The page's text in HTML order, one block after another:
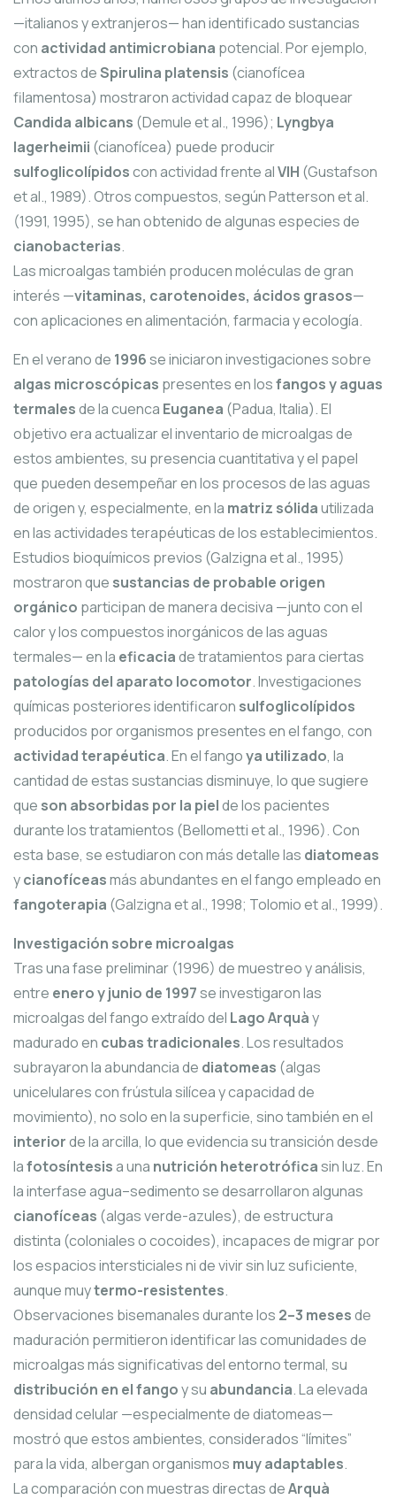
—italianos y extranjeros— han identificado sustancias
con actividad antimicrobiana potencial. Por ejemplo,
extractos deSpirulina platensis (cianofícea
filamentosa) mostraron actividad capaz de bloquear
Candida albicans (Demule et al., 1996); Lyngbya
lagerheimii (cianofícea) puede producir
sulfoglicolípidoscon actividad frente alVIH (Gustafson
et al., 1989). Otros compuestos, según Patterson et al.
(1991, 1995), se han obtenido de algunas especies de
cianobacterias.
Las microalgas también producen moléculas de gran
interés —vitaminas, carotenoides, ácidos grasos—
con aplicaciones en alimentación, farmacia y ecología.
En el verano de 1996se iniciaron investigaciones sobre
algas microscópicas presentes en losfangos y aguas
termalesde la cuenca Euganea (Padua, Italia). El
objetivo era actualizar el inventario de microalgas de
estos ambientes, su presencia cuantitativa y el papel
que pueden desempeñar en los procesos de las aguas
de origen y, especialmente, en la matriz sólidautilizada
en las actividades terapéuticas de los establecimientos.
Estudios bioquímicos previos (Galzigna et al., 1995)
mostraron que sustancias de probable origen
orgánico participan de manera decisiva —junto con el
calor y los compuestos inorgánicos de las aguas
termales— en la eficaciade tratamientos para ciertas
patologías del aparato locomotor. Investigaciones
químicas posteriores identificaron sulfoglicolípidos
producidos por organismos presentes en el fango, con
actividad terapéutica. En el fangoya utilizado, la
cantidad de estas sustancias disminuye, lo que sugiere
que son absorbidas por la pielde los pacientes
durante los tratamientos (Bellometti et al., 1996). Con
esta base, se estudiaron con más detalle las diatomeas
ycianofíceasmás abundantes en el fango empleado en
fangoterapia (Galzigna et al., 1998; Tolomio et al., 1999).
Investigación sobre microalgas
Tras una fase preliminar (1996) de muestreo y análisis,
entre enero y junio de 1997se investigaron las
microalgas del fango extraído del Lago Arquày
madurado en cubas tradicionales. Los resultados
subrayaron la abundancia de diatomeas (algas
unicelulares con frústula silícea y capacidad de
movimiento), no solo en la superficie, sino también en el
interiorde la arcilla, lo que evidencia su transición desde
lafotosíntesisa una nutrición heterotróficasin luz. En
la interfase agua–sedimento se desarrollaron algunas
cianofíceas (algas verde-azules), de estructura
distinta (coloniales o cocoides), incapaces de migrar por
los espacios intersticiales ni de vivir sin luz suficiente,
aunque muytermo-resistentes.
Observaciones bisemanales durante los 2–3 mesesde
maduración permitieron identificar las comunidades de
microalgas más significativas del entorno termal, su
distribución en el fangoy su abundancia. La elevada
densidad celular —especialmente de diatomeas—
mostró que estos ambientes, considerados “límites”
para la vida, albergan organismos muy adaptables.
La comparación con muestras directas deArquà